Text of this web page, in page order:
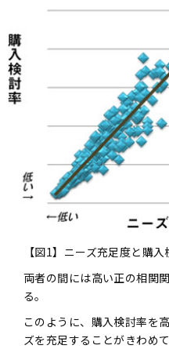
【図1】ニーズ充足度と購
両者の間には高い正の相関
る。
このように、購入検討率を
ズを充足することがきわめ